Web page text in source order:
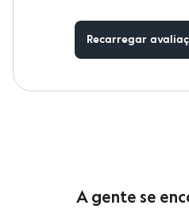
Camisetas e Regatas
Casacos e Jaquetas
Polos
Acessórios
Recarregar
A gente se